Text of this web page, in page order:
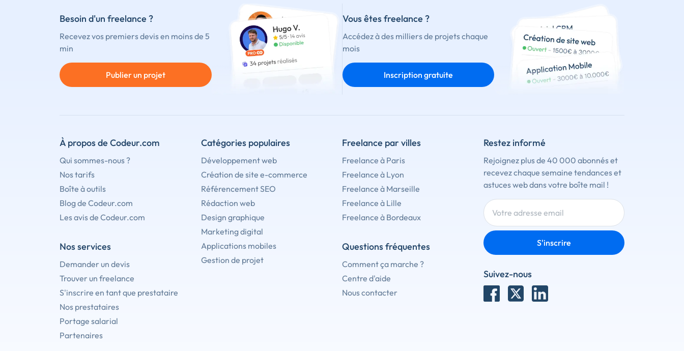
Besoin d'un freelance ?
Recevez vos premiers devis en moins de 5
min
Publier un projet
Vous êtes freelance ?
Accédez à des milliers de projets chaque
mois
Inscription gratuite
À propos de Codeur.com
Qui sommes-nous ?
Nos tarifs
Boîte à outils
Blog de Codeur.com
Les avis de Codeur.com
Nos services
Demander un devis
Trouver un freelance
S'inscrire en tant que prestataire
Nos prestataires
Portage salarial
Partenaires
Catégories populaires
Développement web
Création de site e-commerce
Référencement SEO
Rédaction web
Design graphique
Marketing digital
Applications mobiles
Gestion de projet
Freelance par villes
Freelance à Paris
Freelance à Lyon
Freelance à Marseille
Freelance à Lille
Freelance à Bordeaux
Questions fréquentes
Comment ça marche ?
Centre d'aide
Nous contacter
Restez informé
Rejoignez plus de 40 000 abonnés et
recevez chaque semaine tendances et
astuces web dans votre boîte mail !
S'inscrire
Suivez-nous